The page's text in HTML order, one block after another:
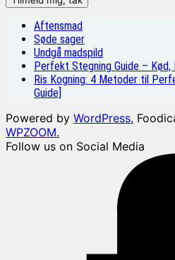
Aftensmad
Søde sager
Undgå madspild
Perfekt Stegning Guide – Kød,
Ris Kogning: 4 Metoder til
Guide]
Powered by WordPress.
WPZOOM.
Follow us on Social Media